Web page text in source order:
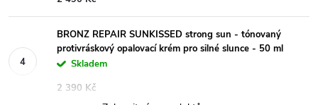
BRONZ REPAIR SUNKISSED strong sun - tónovaný
protivráskový opalovací krém pro silné slunce - 50 ml
Skladem
2 390 Kč